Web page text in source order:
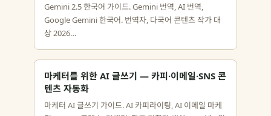
Gemini 2.5 한국어 가이드. Gemini 번역, AI 번역,
Google Gemini 한국어. 번역자, 다국어 콘텐츠 작가 대
상 2026…
마케터를 위한 AI 글쓰기 — 카피·이메일·SNS 콘
텐츠 자동화
마케터 AI 글쓰기 가이드. AI 카피라이팅, AI 이메일 마케